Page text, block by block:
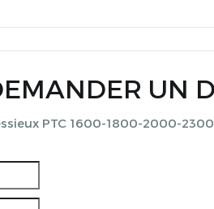
UN
PTC 1600-1800-2000-